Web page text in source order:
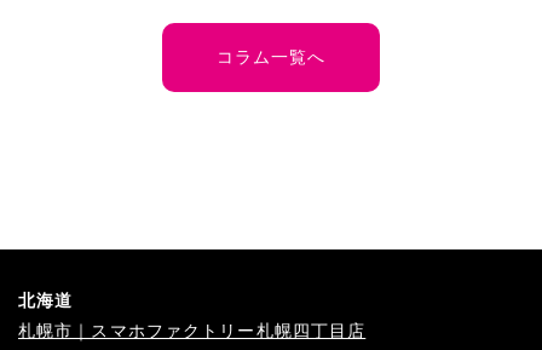
コラム一覧へ
北海道
札幌市｜スマホファクトリー札幌四丁目店